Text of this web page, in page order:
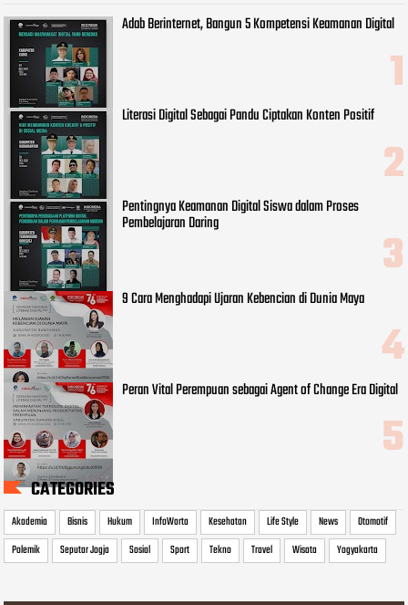
Adab Berinternet, Bangun 5 Kompetensi Keamanan Digital
Literasi Digital Sebagai Pandu Ciptakan Konten Positif
Pentingnya Keamanan Digital Siswa dalam Proses
Pembelajaran Daring
9 Cara Menghadapi Ujaran Kebencian di Dunia Maya
Peran Vital Perempuan sebagai Agent of Change Era Digital
CATEGORIES
Akademia Bisnis Hukum InfoWarta Kesehatan Life Style News
Otomotif
Polemik
Seputar Jogja Sosial Sport Tekno Travel Wisata Yogyakarta